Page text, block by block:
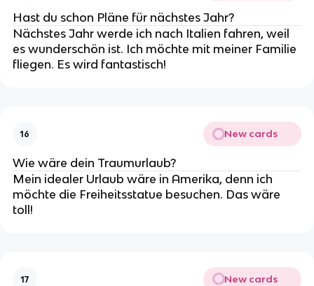
Hast du schon Pläne für nächstes Jahr?
Nächstes Jahr werde ich nach Italien fahren, weil
es wunderschön ist. Ich möchte mit meiner Familie
fliegen. Es wird fantastisch!
16 New cards
Wie wäre dein Traumurlaub?
Mein idealer Urlaub wäre in Amerika, denn ich
möchte die Freiheitsstatue besuchen. Das wäre
toll!
17 New cards